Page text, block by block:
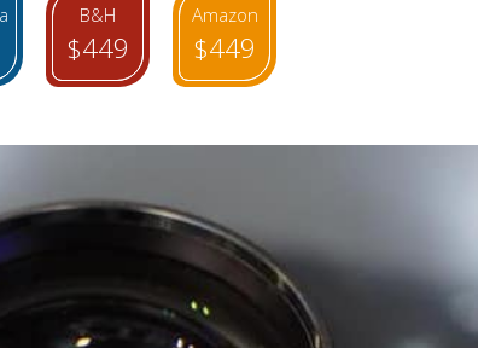
B&H
$449
Amazon
$449